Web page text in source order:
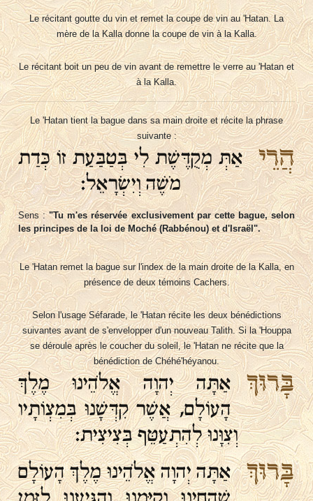
Le récitant goutte du vin et remet la coupe de vin au 'Hatan. La
mère de la Kalla donne la coupe de vin à la Kalla.
Le récitant boit un peu de vin avant de remettre le verre au 'Hatan et
à la Kalla.
Le 'Hatan tient la bague dans sa main droite et récite la phrase
suivante :
הֲרֵיאַתְּ מְקֻדֶּשֶׁת לִי בְּטַבַּעַת זוֹ כְּדַת
מֹשֶׁה וְיִשְׂרָאֵל:
Sens :"Tu m'es réservée exclusivement par cette bague, selon
les principes de la loi de Moché (Rabbénou) et d'Israël".
Le 'Hatan remet la bague sur l'index de la main droite de la Kalla, en
présence de deux témoins Cachers.
Selon l'usage Séfarade, le 'Hatan récite les deux bénédictions
suivantes avant de s'envelopper d'un nouveau Talith. Si la 'Houppa
se déroule après le coucher du soleil, le 'Hatan ne récite que la
bénédiction de Chéhé'héyanou.
בָּרוּךְאַתָּה יְהוָה אֱלֹהֵינוּ מֶלֶךְ
הָעוֹלָם, אֲשֶׁר קִדְּשָׁנוּ בְּמִצְוֹתָיו
וְצִוָּנוּ לְהִתְעַטֵּף בְּצִיצִית:
בָּרוּךְאַתָּה יְהוָה אֱלֹהֵינוּ מֶלֶךְ הָעוֹלָם